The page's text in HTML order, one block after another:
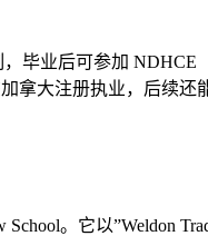
毕业后可参加
大注册执业，后续还
。它以”Weldon